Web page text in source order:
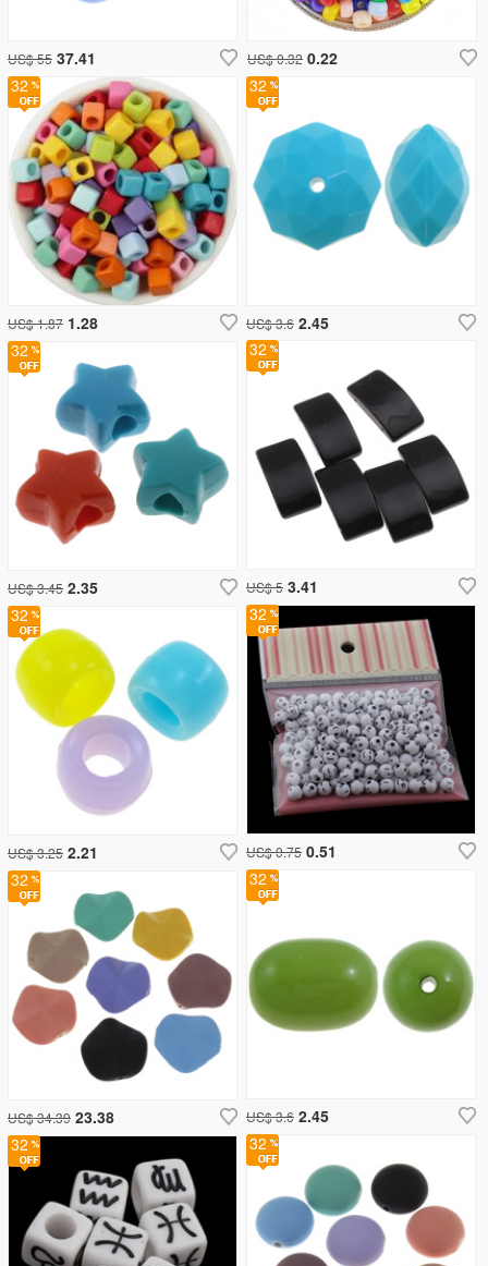
US$ 0.32 0.22
US$ 55 37.41
32
US$ 1.87 1.28
32
US$ 5 3.41
32
US$ 3.45 2.35
32
US$ 0.75 0.51
32
US$ 3.6 2.45
32
US$ 3.25 2.21
32
US$ 3.6 2.45
32
US$ 34.39 23.38
32
32